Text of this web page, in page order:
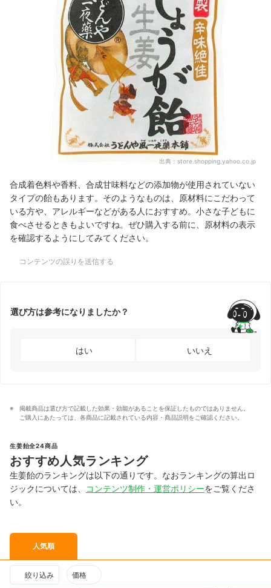
出典： store.shopping.yahoo.co.jp
合成着色料や香料、合成甘味料などの添加物が使用されていない
タイプの飴もあります。そのようなものは、原材料にこだわって
いる方や、アレルギーなどがある人におすすめ。小さな子どもに
食べさせるときもよいですね。ぜひ購入する前に、原材料の表示
を確認するようにしてみてください。
コンテンツの誤りを送信する
選び方は参考になりましたか？
はい いいえ
掲載商品は選び方で記載した効果・効能があることを保証したものではありません。
ご購入にあたっては、各商品に記載されている内容・商品説明をご確認ください。
生姜飴全24商品
おすすめ人気ランキング
生姜飴のランキングは以下の通りです。なおランキングの算出ロ
ジックについては、
コンテンツ制作・運営ポリシーをご覧くださ
い。
人気順
絞り込み 価格